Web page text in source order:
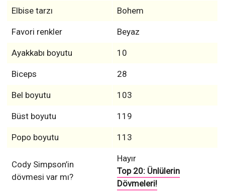
Elbise tarzı Bohem
Favori renkler Beyaz
Ayakkabı boyutu 10
Biceps 28
Bel boyutu 103
Büst boyutu 119
Popo boyutu 113
Cody Simpson’in
dövmesi var mı?
Hayır
Top 20: Ünlülerin
Dövmeleri!